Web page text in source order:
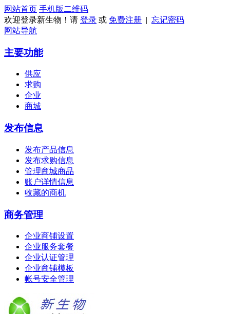
网站首页 手机版 二维码
欢迎登录新生物！请 登录 或 免费注册 | 忘记密码
网站导航
主要功能
供应
求购
企业
商城
发布信息
发布产品信息
发布求购信息
管理商城商品
账户详情信息
收藏的商机
商务管理
企业商铺设置
企业服务套餐
企业认证管理
企业商铺模板
帐号安全管理